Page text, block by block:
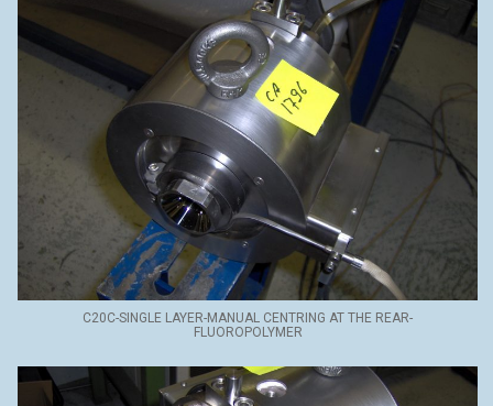
C20C-SINGLE LAYER-MANUAL CENTRING AT THE REAR-
FLUOROPOLYMER